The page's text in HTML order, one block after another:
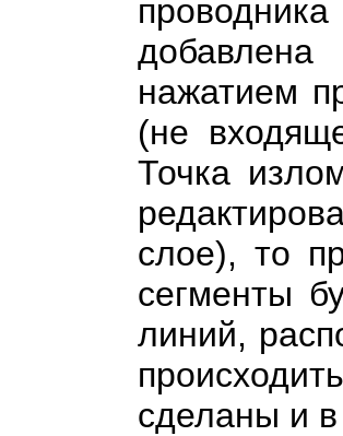
нажатием
(не
Точка
слое), то
сегменты
линий,
сделаны и